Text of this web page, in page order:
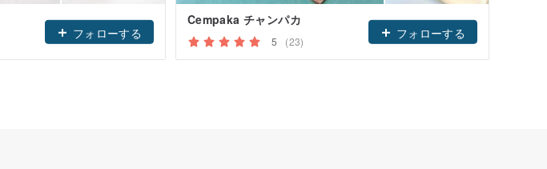
フォローする
Cempaka チャンパカ
5 (23)
フォローする